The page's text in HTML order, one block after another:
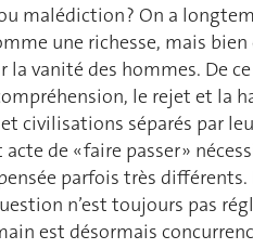
malédiction ? On a
une richesse, mais
la vanité des hommes. De
le rejet et la
civilisations séparés par
de « faire passer »
parfois très
n’est toujours pas
est désormais